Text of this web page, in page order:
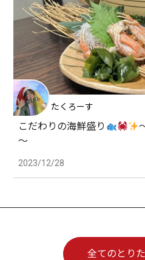
たくろーす
こだわりの海鮮盛り
～
2023/12/28
全てのとり